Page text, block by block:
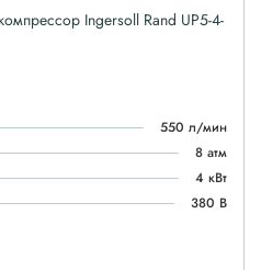
Ingersoll Rand UP5-4-
550 л/мин
8 атм
4 кВт
380 В